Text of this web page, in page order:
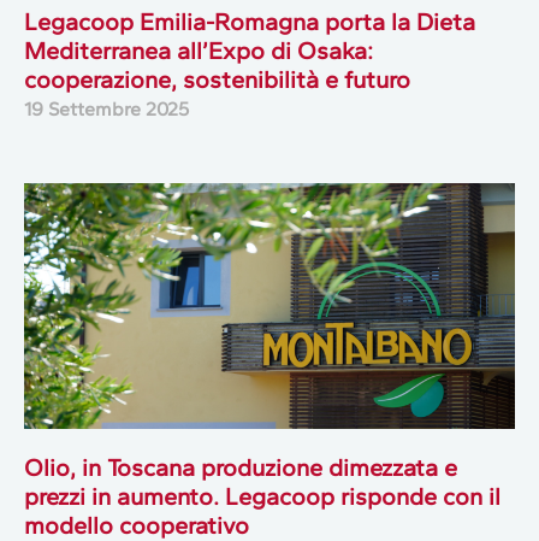
Legacoop Emilia-Romagna porta la Dieta
Mediterranea all’Expo di Osaka:
cooperazione, sostenibilità e futuro
19 Settembre 2025
Olio, in Toscana produzione dimezzata e
prezzi in aumento. Legacoop risponde con il
modello cooperativo